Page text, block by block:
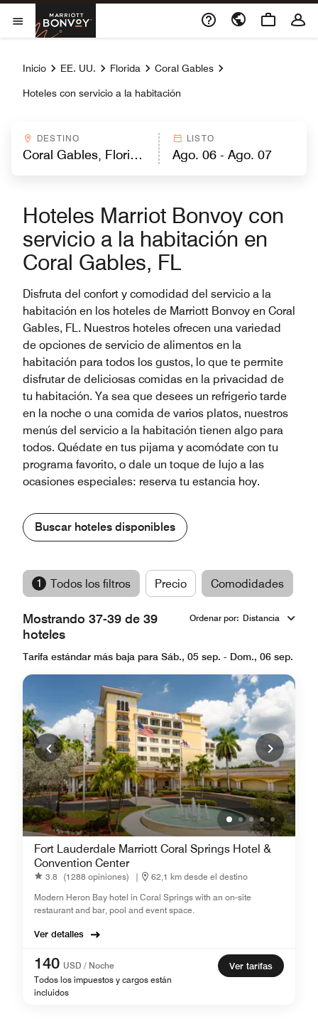
Skip to Content
Abrir el menú
Marriott Bonvoy
Inicio EE. UU. Florida Coral Gables
Hoteles con servicio a la habitación
DESTINO LISTO
Hoteles Marriot Bonvoy con
servicio a la habitación en
Coral Gables, FL
Disfruta del confort y comodidad del servicio a la
habitación en los hoteles de Marriott Bonvoy en Coral
Gables, FL. Nuestros hoteles ofrecen una variedad
de opciones de servicio de alimentos en la
habitación para todos los gustos, lo que te permite
disfrutar de deliciosas comidas en la privacidad de
tu habitación. Ya sea que desees un refrigerio tarde
en la noche o una comida de varios platos, nuestros
menús del servicio a la habitación tienen algo para
todos. Quédate en tus pijama y acomódate con tu
programa favorito, o dale un toque de lujo a las
ocasiones especiales: reserva tu estancia hoy.
Buscar hoteles disponibles
1 Todos los filtros Precio Comodidades
Mostrando 37-39 de 39
hoteles
Ordenar por: Distancia
Tarifa estándar más baja para Sáb., 05 sep. - Dom., 06 sep.
Fort Lauderdale Marriott Coral Springs Hotel &
Convention Center
3.8 (1288 opiniones) |
62,1 km desde el destino
Modern Heron Bay hotel in Coral Springs with an on-site
restaurant and bar, pool and event space.
Ver detalles
140 USD / Noche
Todos los impuestos y cargos están
incluidos
Ver tarifas